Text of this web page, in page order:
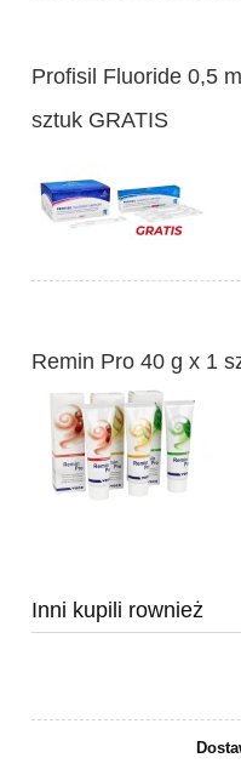
Profisil Fluoride 0,5
sztuk GRATIS
Remin Pro 40 g x 1
Inni kupili rownież